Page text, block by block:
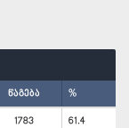
წაგება %
1783 61.4